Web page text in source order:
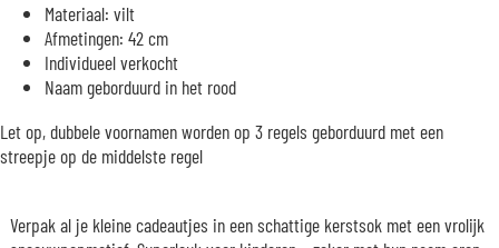
Materiaal: vilt
Afmetingen: 42 cm
Individueel verkocht
Naam geborduurd in het rood
Let op, dubbele voornamen worden op 3 regels geborduurd met een
streepje op de middelste regel
Verpak al je kleine cadeautjes in een schattige kerstsok met een vrolijk